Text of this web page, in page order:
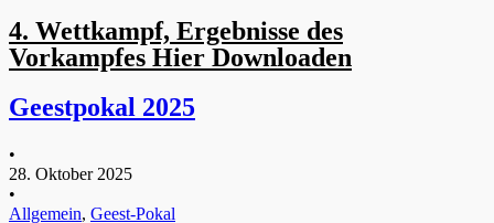
4. Wettkampf, Ergebnisse des
Vorkampfes Hier Downloaden
Geestpokal 2025
•
28. Oktober 2025
•
Allgemein, Geest-Pokal